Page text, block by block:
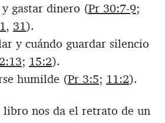
gastar dinero (Pr 30:7-9;
, 31).
y cuándo guardar silencio
; 15:2).
humilde (Pr 3:5; 11:2).
libro nos da el retrato de un